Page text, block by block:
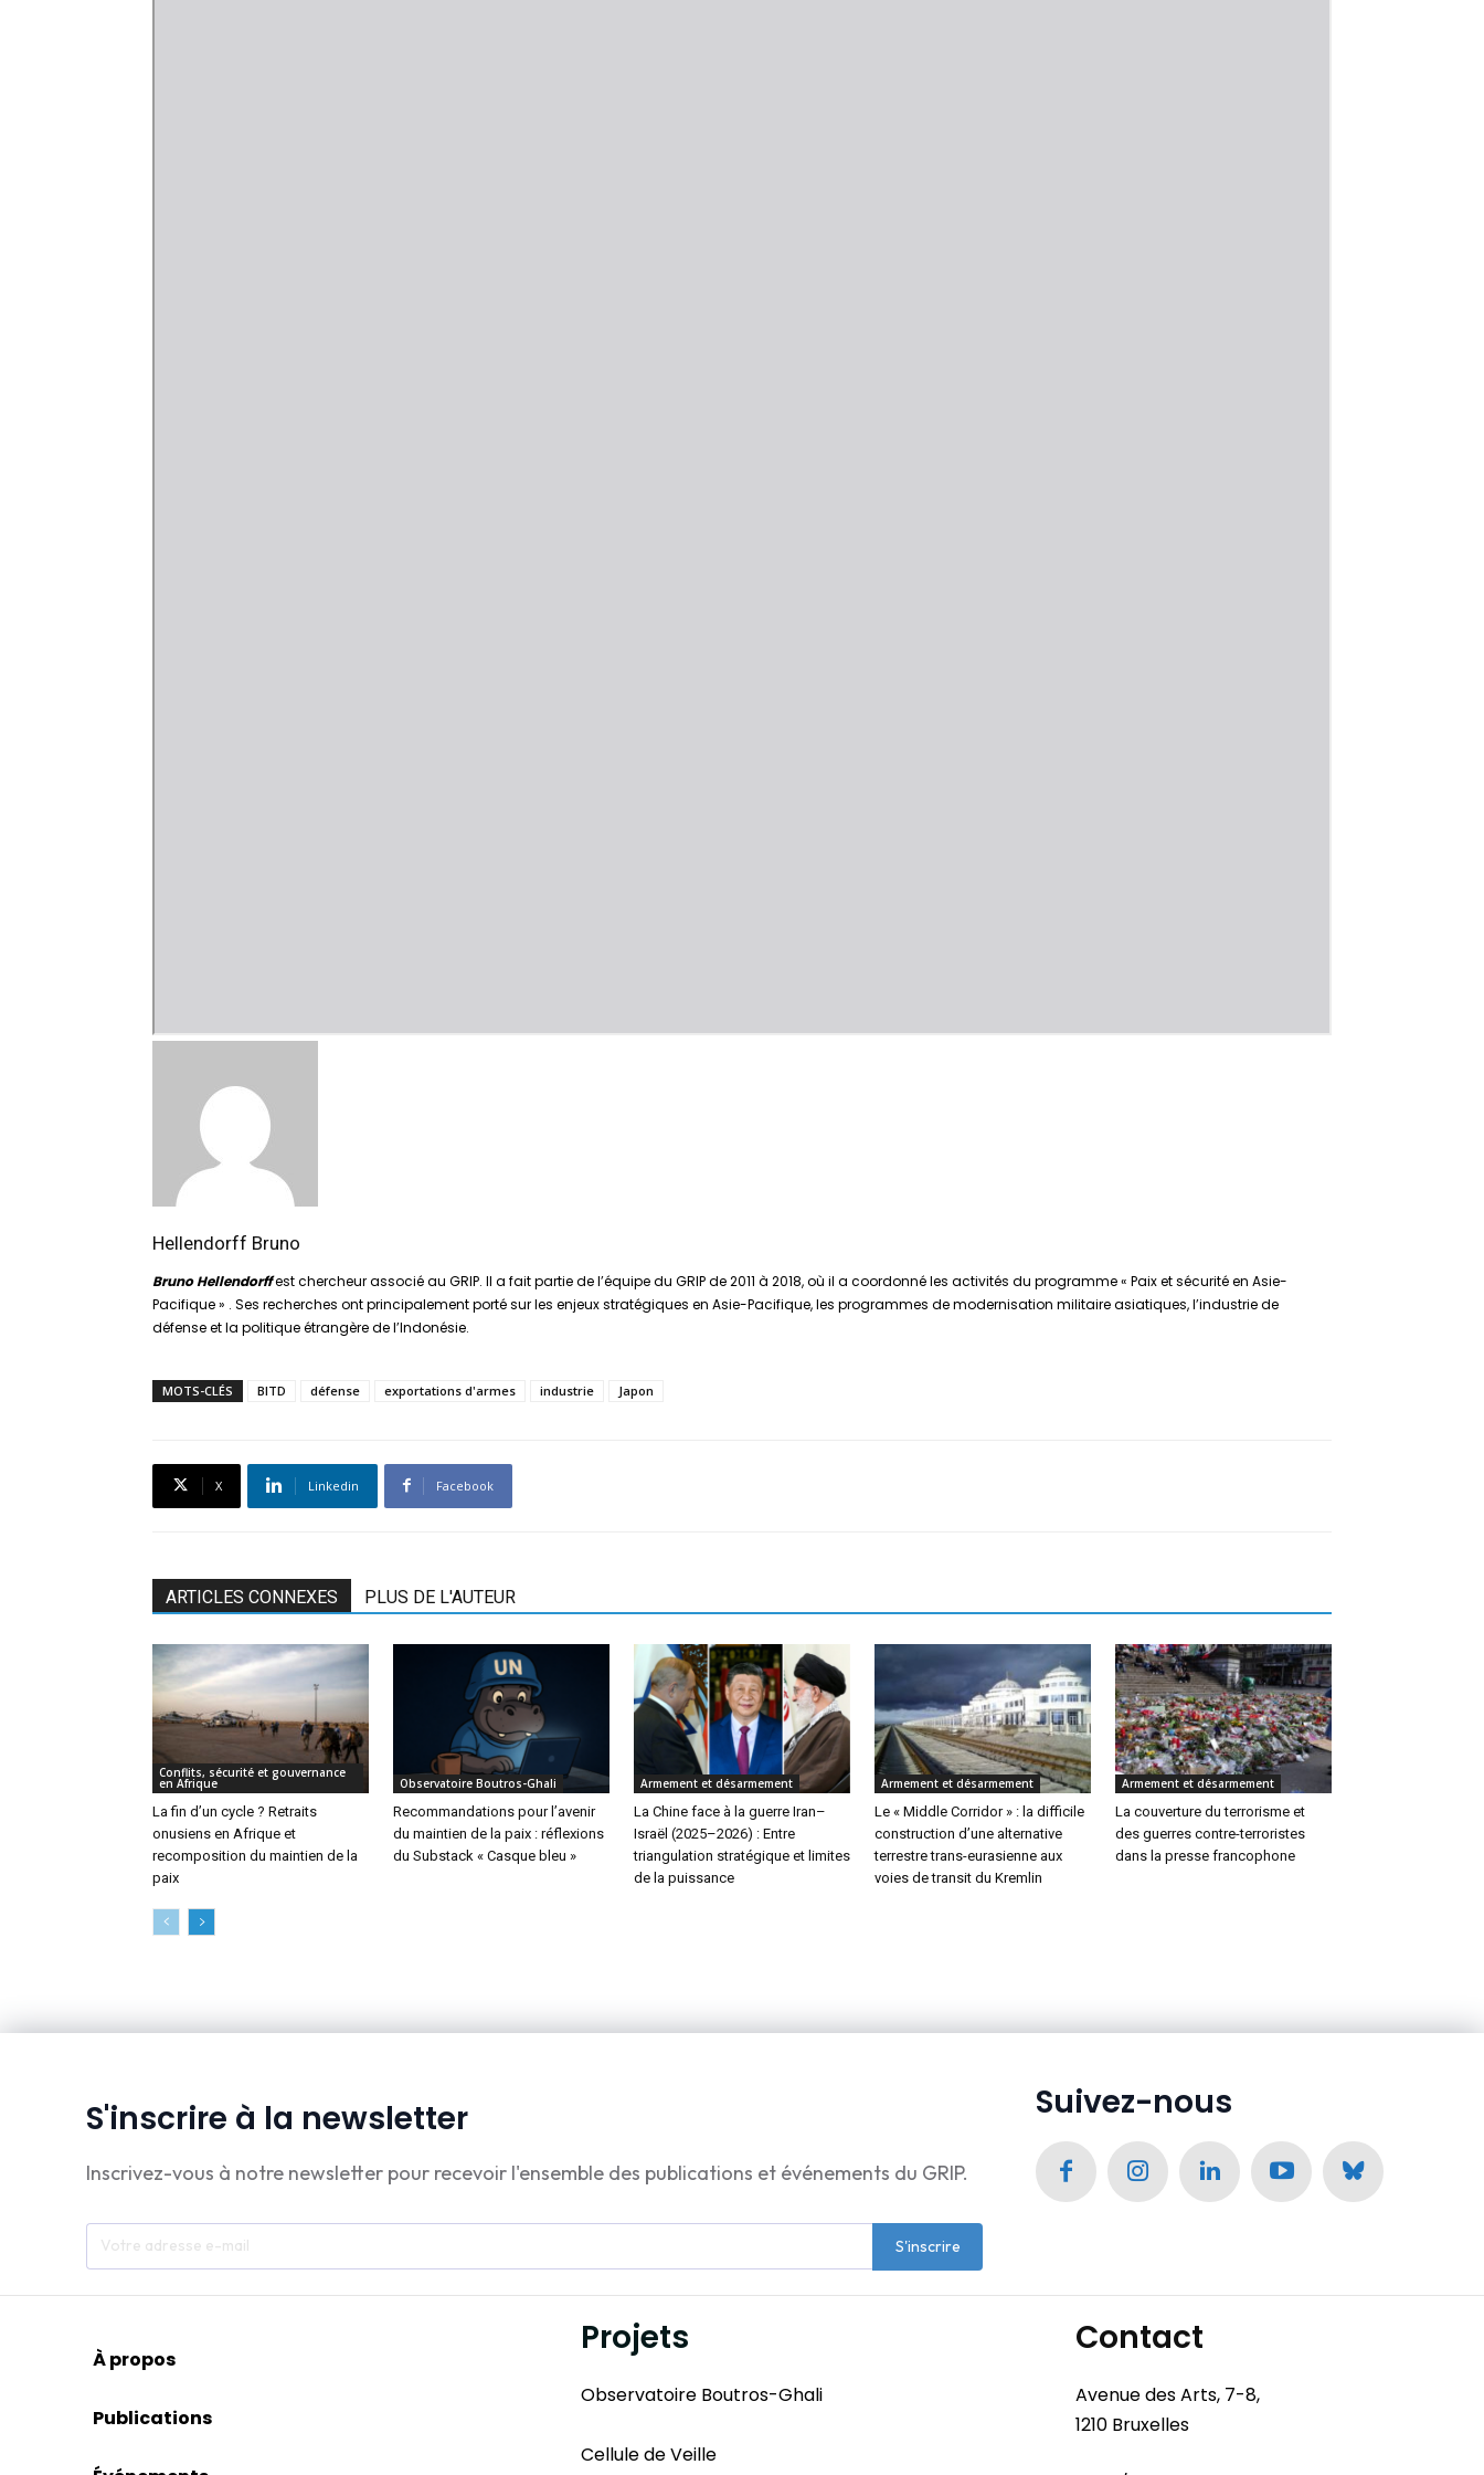
Hellendorff Bruno
Bruno Hellendorffest chercheur associé au GRIP. Il a fait partie de l’équipe du GRIP de 2011 à 2018, où il a coordonné les activités du programme « Paix et sécurité en Asie-
Pacifique » . Ses recherches ont principalement porté sur les enjeux stratégiques en Asie-Pacifique, les programmes de modernisation militaire asiatiques, l’industrie de
défense et la politique étrangère de l’Indonésie.
MOTS-CLÉS BITD défense exportations d'armes industrie Japon
X Linkedin Facebook
ARTICLES CONNEXES PLUS DE L'AUTEUR
Conflits, sécurité et gouvernance
en Afrique
La fin d’un cycle ? Retraits
onusiens en Afrique et
recomposition du maintien de la
paix
Observatoire Boutros-Ghali
Recommandations pour l’avenir
du maintien de la paix : réflexions
du Substack « Casque bleu »
Armement et désarmement
La Chine face à la guerre Iran–
Israël (2025–2026) : Entre
triangulation stratégique et limites
de la puissance
Armement et désarmement
Le « Middle Corridor » : la difficile
construction d’une alternative
terrestre trans-eurasienne aux
voies de transit du Kremlin
Armement et désarmement
La couverture du terrorisme et
des guerres contre-terroristes
dans la presse francophone
S'inscrire à la newsletter
Inscrivez-vous à notre newsletter pour recevoir l'ensemble des publications et événements du GRIP.
S'inscrire
Suivez-nous
À propos
Publications
Projets
Observatoire Boutros-Ghali
Cellule de Veille
Contact
Avenue des Arts, 7-8,
1210 Bruxelles